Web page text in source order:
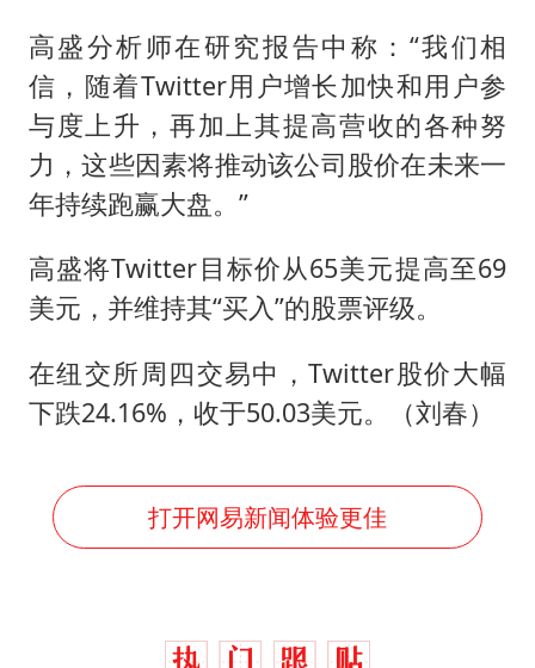
高盛分析师在研究报告中称：“我们相
信，随着Twitter用户增长加快和用户参
与度上升，再加上其提高营收的各种努
力，这些因素将推动该公司股价在未来一
年持续跑赢大盘。”
高盛将Twitter目标价从65美元提高至69
美元，并维持其“买入”的股票评级。
在纽交所周四交易中，Twitter股价大幅
下跌24.16%，收于50.03美元。（刘春）
打开网易新闻体验更佳